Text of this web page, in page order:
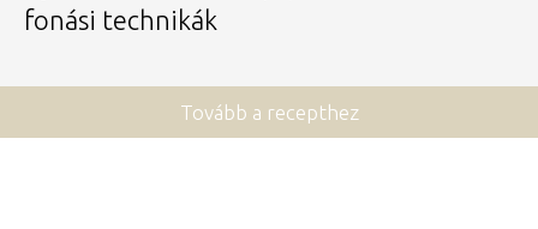
fonási technikák
Tovább a recepthez